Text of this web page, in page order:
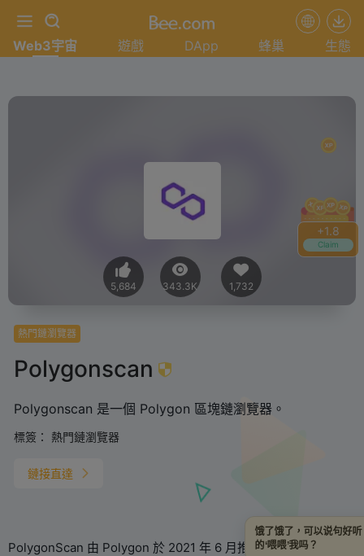
+2.0
Claim
Web3宇宙 遊戲 DApp 蜂巢 生態
5,684 343.3K 1,732
熱門鏈瀏覽器
Polygonscan
Polygonscan 是一個 Polygon 區塊鏈瀏覽器。
標簽： 熱門鏈瀏覽器
鏈接直達
PolygonScan 由 Polygon 於 2021 年 6 月推出，是 Polygon 區
饿了饿了，可以说句好
的‘喂喂’我吗？